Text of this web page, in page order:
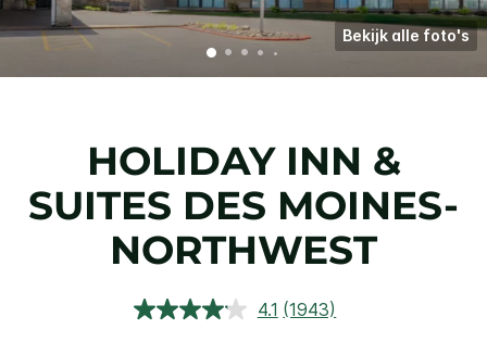
Bekijk alle foto's
HOLIDAY INN &
SUITES DES MOINES-
NORTHWEST
4.1 Lees
(1943)